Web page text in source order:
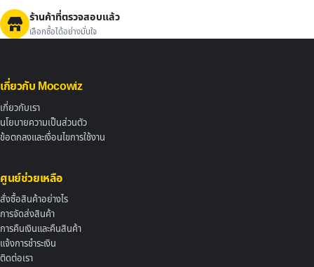
ร้านค้าที่ตรวจสอบแล้ว
เลือกซื้อได้อย่างมั่นใจ
เกี่ยวกับ Mocowiz
เกี่ยวกับเรา
นโยบายความเป็นส่วนตัว
ข้อตกลงและเงื่อนไขการใช้งาน
ศูนย์ช่วยเหลือ
สั่งซื้อสินค้าอย่างไร
การจัดส่งสินค้า
การคืนเงินและคืนสินค้า
แจ้งการชำระเงิน
ติดต่อเรา